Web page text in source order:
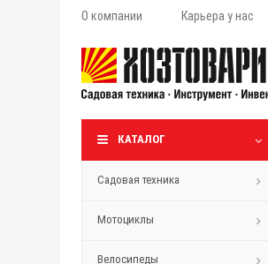
О компании Карьера у нас
КАТАЛОГ
Садовая техника
Мотоциклы
Велосипеды